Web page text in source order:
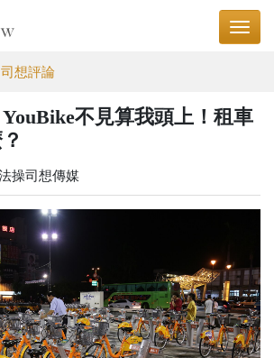
司想評論
YouBike不見算我頭上！租車
操司想傳媒